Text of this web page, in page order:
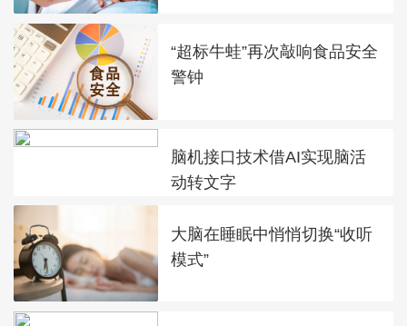
“超标牛蛙”再次敲响食品安全
警钟
脑机接口技术借AI实现脑活
动转文字
大脑在睡眠中悄悄切换“收听
模式”